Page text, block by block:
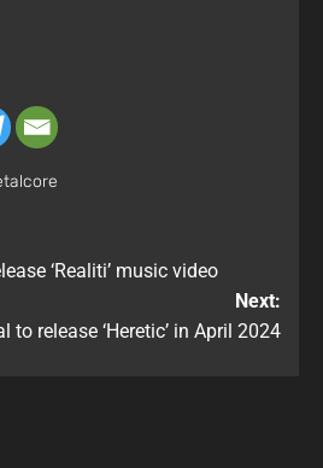
‘Realiti’ music video
Next:
to release ‘Heretic’ in April 2024